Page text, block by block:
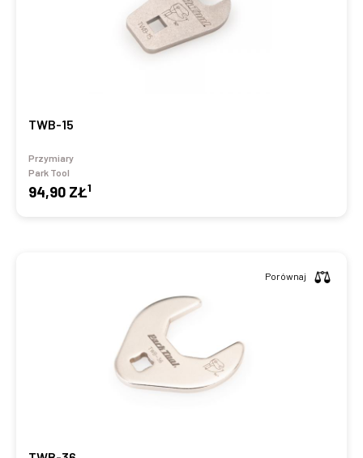
TWB-15
Przymiary
Park Tool
94,90 ZŁ1
Porównaj